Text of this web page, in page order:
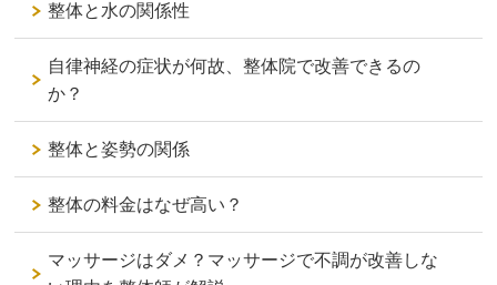
整体と水の関係性
自律神経の症状が何故、整体院で改善できるの
か？
整体と姿勢の関係
整体の料金はなぜ高い？
マッサージはダメ？マッサージで不調が改善しな